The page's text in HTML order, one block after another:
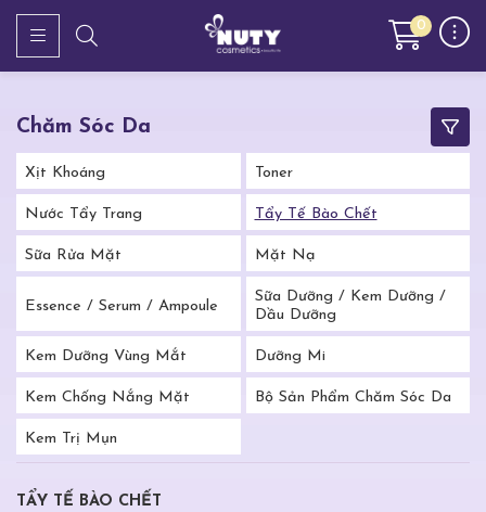
0
Chăm Sóc Da
Xịt Khoáng Toner
Nước Tẩy Trang Tẩy Tế Bào Chết
Sữa Rửa Mặt Mặt Nạ
Essence / Serum / Ampoule
Sữa Dưỡng / Kem Dưỡng /
Dầu Dưỡng
Kem Dưỡng Vùng Mắt Dưỡng Mi
Kem Chống Nắng Mặt Bộ Sản Phẩm Chăm Sóc Da
Kem Trị Mụn
TẨY TẾ BÀO CHẾT